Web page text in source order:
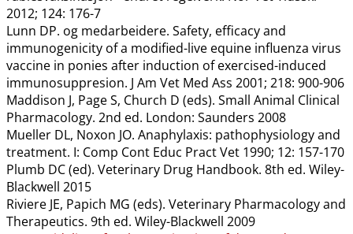
2012; 124: 176-7
Lunn DP. og medarbeidere. Safety, efficacy and
immunogenicity of a modified-live equine influenza virus
vaccine in ponies after induction of exercised-induced
immunosuppresion. J Am Vet Med Ass 2001; 218: 900-906
Maddison J, Page S, Church D (eds). Small Animal Clinical
Pharmacology. 2nd ed. London: Saunders 2008
Mueller DL, Noxon JO. Anaphylaxis: pathophysiology and
treatment. I: Comp Cont Educ Pract Vet 1990; 12: 157-170
Plumb DC (ed). Veterinary Drug Handbook. 8th ed. Wiley-
Blackwell 2015
Riviere JE, Papich MG (eds). Veterinary Pharmacology and
Therapeutics. 9th ed. Wiley-Blackwell 2009